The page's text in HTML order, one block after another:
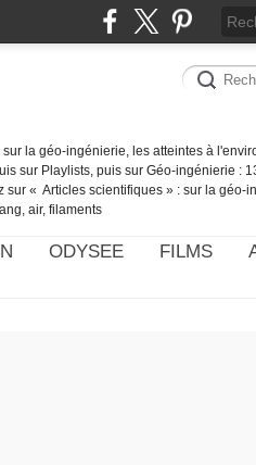
la géo-ingénierie, les atteintes à
sur Playlists, puis sur Géo-ingénierie :
« Articles scientifiques » : sur la géo-
air, filaments
ODYSEE FILMS